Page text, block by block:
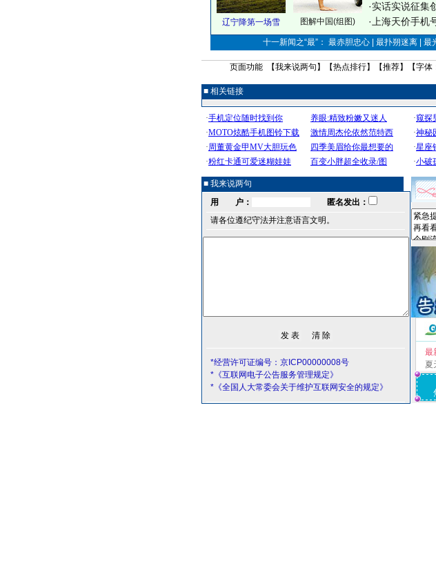
辽宁降第一场雪 图解中国(组图)
·实话实说征集
· 上海天价手机
十一新闻之“最”： 最赤胆忠心 | 最扑朔迷离 |
页面功能 【我来说两句 】【热点排行】【推荐】【字体
■ 相关链接
■ 我来说两句
用 户：
匿名发出：
请各位遵纪守法并注意语言文明。
*经营许可证编号：京ICP00000008号
*《互联网电子公告服务管理规定》
*《全国人大常委会关于维护互联网安全的规定》
最
夏